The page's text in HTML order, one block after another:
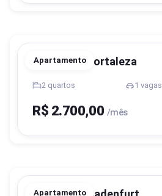
Apartamento
Blumenau, Fortaleza
2 quartos 1 vagas
R$ 2.700,00 /mês
Apartamento